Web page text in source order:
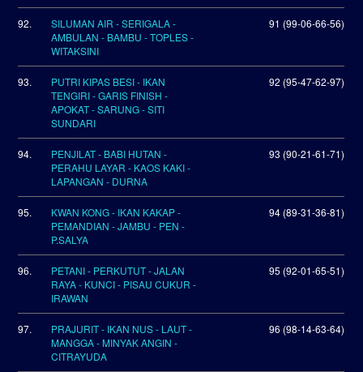
92.
SILUMAN AIR - SERIGALA -
AMBULAN - BAMBU - TOPLES -
WITAKSINI
91 (99-06-66-56)
93.
PUTRI KIPAS BESI - IKAN
TENGIRI - GARIS FINISH -
APOKAT - SARUNG - SITI
SUNDARI
92 (95-47-62-97)
94.
PENJILAT - BABI HUTAN -
PERAHU LAYAR - KAOS KAKI -
LAPANGAN - DURNA
93 (90-21-61-71)
95.
KWAN KONG - IKAN KAKAP -
PEMANDIAN - JAMBU - PEN -
P.SALYA
94 (89-31-36-81)
96.
PETANI - PERKUTUT - JALAN
RAYA - KUNCI - PISAU CUKUR -
IRAWAN
95 (92-01-65-51)
97.
PRAJURIT - IKAN NUS - LAUT -
MANGGA - MINYAK ANGIN -
CITRAYUDA
96 (98-14-63-64)